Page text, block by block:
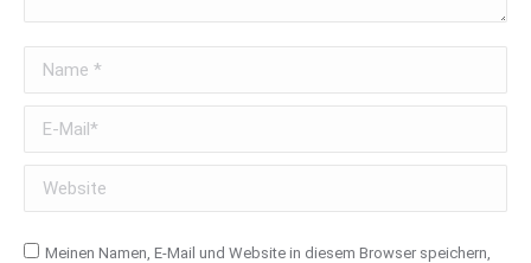
Name *
E-Mail *
Website
Meinen Namen, E-Mail und Website in diesem Browser speichern,